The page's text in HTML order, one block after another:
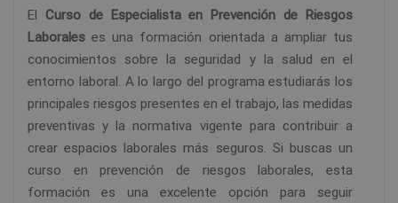
El Curso de Especialista en Prevención de Riesgos
Laborales es una formación orientada a ampliar tus
conocimientos sobre la seguridad y la salud en el
entorno laboral. A lo largo del programa estudiarás los
principales riesgos presentes en el trabajo, las medidas
preventivas y la normativa vigente para contribuir a
crear espacios laborales más seguros. Si buscas un
curso en prevención de riesgos laborales, esta
formación es una excelente opción para seguir